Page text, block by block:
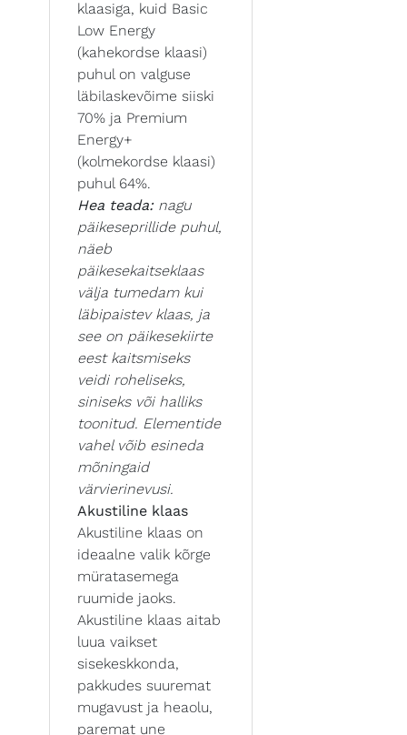
klaasiga, kuid Basic
Low Energy
(kahekordse klaasi)
puhul on valguse
läbilaskevõime siiski
70% ja Premium
Energy+
(kolmekordse klaasi)
puhul 64%.
Hea teada:nagu
päikeseprillide puhul,
näeb
päikesekaitseklaas
välja tumedam kui
läbipaistev klaas, ja
see on päikesekiirte
eest kaitsmiseks
veidi roheliseks,
siniseks või halliks
toonitud. Elementide
vahel võib esineda
mõningaid
värvierinevusi.
Akustiline klaas
Akustiline klaas on
ideaalne valik kõrge
müratasemega
ruumide jaoks.
Akustiline klaas aitab
luua vaikset
sisekeskkonda,
pakkudes suuremat
mugavust ja heaolu,
paremat une